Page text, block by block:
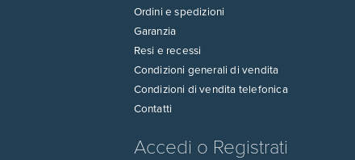
Ordini e spedizioni
Garanzia
Resi e recessi
Condizioni generali di vendita
Condizioni di vendita telefonica
Contatti
Accedi o Registrati